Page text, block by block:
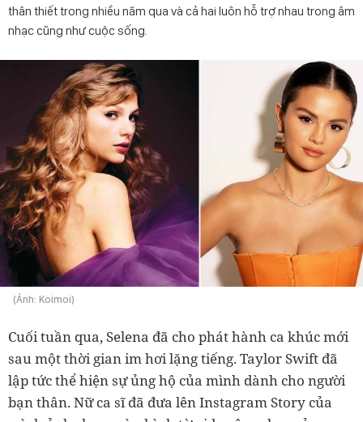
thân thiết trong nhiều năm qua và cả hai luôn hỗ trợ nhau trong âm
nhạc cũng như cuộc sống.
(Ảnh: Koimoi)
Cuối tuần qua, Selena đã cho phát hành ca khúc mới
sau một thời gian im hơi lặng tiếng. Taylor Swift đã
lập tức thể hiện sự ủng hộ của mình dành cho người
bạn thân. Nữ ca sĩ đã đưa lên Instagram Story của